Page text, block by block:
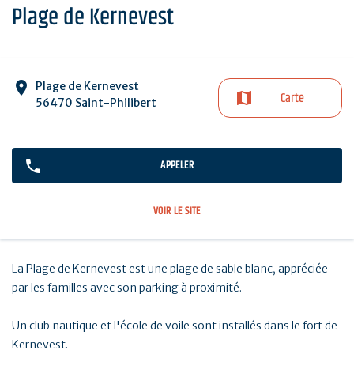
Plage de Kernevest
Plage de Kernevest
56470 Saint-Philibert
Carte
APPELER
VOIR LE SITE
La Plage de Kernevest est une plage de sable blanc, appréciée
par les familles avec son parking à proximité.
Un club nautique et l'école de voile sont installés dans le fort de
Kernevest.